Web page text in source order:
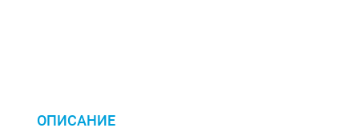
ОПИСАНИЕ